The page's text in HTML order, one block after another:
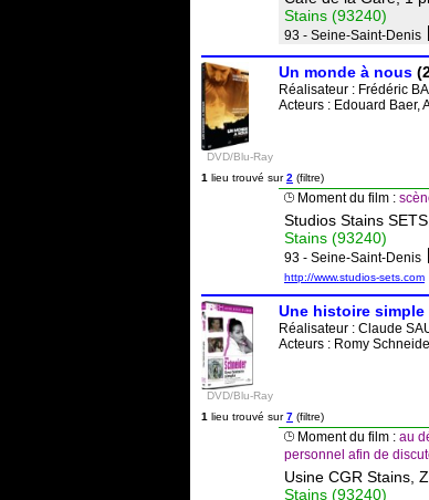
Stains (93240)
93 - Seine-Saint-Denis
DVD/Blu-Ray
Un monde à nous
Réalisateur : Frédéric
Acteurs : Edouard Baer,
1 lieu trouvé sur2 (filtre)
Moment du film :
Studios Stains
Stains (93240)
93 - Seine-Saint-Denis
http://www.studios-sets.com
DVD/Blu-Ray
Une histoire simple
Réalisateur : Claude
Acteurs : Romy
1 lieu trouvé sur7 (filtre)
Moment du film : au
personnel afin de
Usine CGR Stains,
Stains (93240)